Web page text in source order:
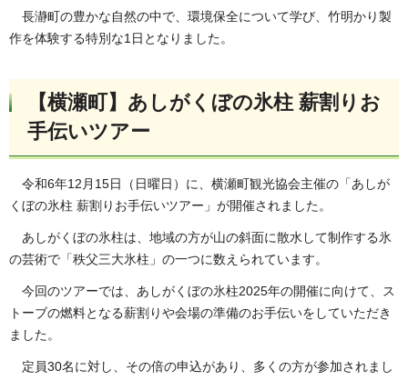
長瀞町の豊かな自然の中で、環境保全について学び、竹明かり製
作を体験する特別な1日となりました。
【横瀬町】あしがくぼの氷柱 薪割りお
手伝いツアー
令和6年12月15日（日曜日）に、横瀬町観光協会主催の「あしが
くぼの氷柱 薪割りお手伝いツアー」が開催されました。
あしがくぼの氷柱は、地域の方が山の斜面に散水して制作する氷
の芸術で「秩父三大氷柱」の一つに数えられています。
今回のツアーでは、あしがくぼの氷柱2025年の開催に向けて、ス
トーブの燃料となる薪割りや会場の準備のお手伝いをしていただき
ました。
定員30名に対し、その倍の申込があり、多くの方が参加されまし